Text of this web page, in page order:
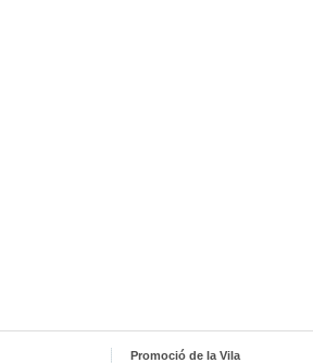
Promoció de la Vila